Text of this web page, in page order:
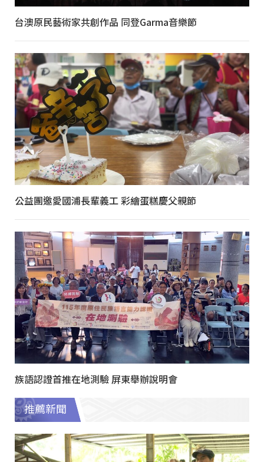
台澳原民藝術家共創作品 同登Garma音樂節
公益團邀愛國浦長輩義工 彩繪蛋糕慶父親節
族語認證首推在地測驗 屏東舉辦說明會
推薦新聞